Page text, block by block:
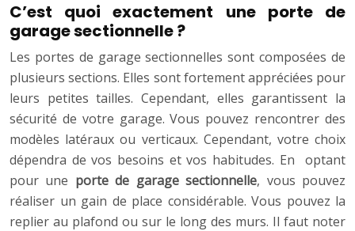
C’est quoi exactement une porte de
garage sectionnelle ?
Les portes de garage sectionnelles sont composées de
plusieurs sections. Elles sont fortement appréciées pour
leurs petites tailles. Cependant, elles garantissent la
sécurité de votre garage. Vous pouvez rencontrer des
modèles latéraux ou verticaux. Cependant, votre choix
dépendra de vos besoins et vos habitudes. En optant
pour une porte de garage sectionnelle, vous pouvez
réaliser un gain de place considérable. Vous pouvez la
replier au plafond ou sur le long des murs. Il faut noter